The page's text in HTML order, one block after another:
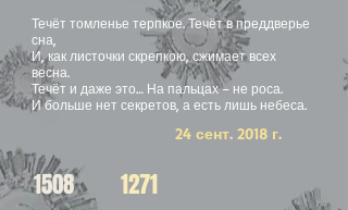
Течёт томленье терпкое. Течёт в преддверье
сна,
И, как листочки скрепкою, сжимает всех
весна.
Течёт и даже это… На пальцах – не роса.
И больше нет секретов, а есть лишь небеса.
24 сент. 2018 г.
1508 1271